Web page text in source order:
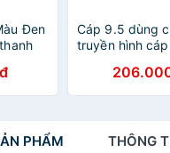
Đen
Hàng
Cáp 9.5 dùng
truyền hình
1M màu đen
PHẨM THÔNG